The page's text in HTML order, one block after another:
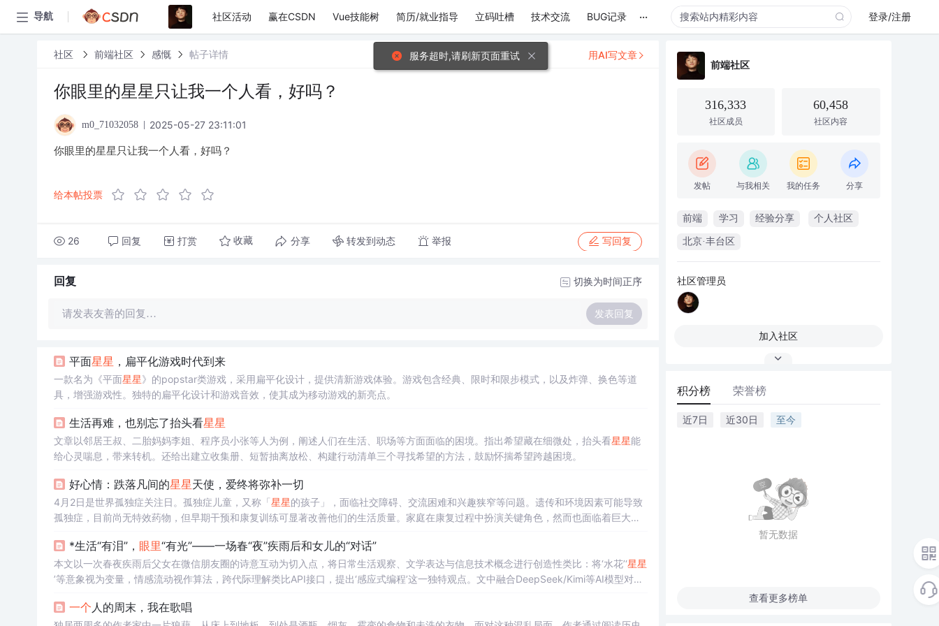
导航 社区活动 赢在CSDN Vue技能树 简历/就业指导 立码吐槽 技术交流 BUG记录 ... 登录/注册
社区 前端社区 感慨 帖子详情
你眼里的星星只让我一个人看，好吗？
m0_71032058 2025-05-27 23:11:01
你眼里的星星只让我一个人看，好吗？
给本帖投票
26 回复 打赏 收藏 分享 转发到动态 举报 写回复
用AI写文章
回复 切换为时间正序
请发表友善的回复… 发表回复
平面星星 ，扁平化游戏时代到来
一款名为《平面星星》的popstar类游戏，采用扁平化设计，提供清新游戏体验。游戏包含经典、限时和限步模式，以及炸弹、换色等道
具，增强游戏性。独特的扁平化设计和游戏音效，使其成为移动游戏的新亮点。
生活再难，也别忘了抬头看星星
文章以邻居王叔、二胎妈妈李姐、程序员小张等人为例，阐述人们在生活、职场等方面面临的困境。指出希望藏在细微处，抬头看星星能
给心灵喘息，带来转机。还给出建立收集册、短暂抽离放松、构建行动清单三个寻找希望的方法，鼓励怀揣希望跨越困境。
好心情：跌落凡间的星星天使，爱终将弥补一切
4月2日是世界孤独症关注日。孤独症儿童，又称「星星的孩子」，面临社交障碍、交流困难和兴趣狭窄等问题。遗传和环境因素可能导致
孤独症，目前尚无特效药物，但早期干预和康复训练可显著改善他们的生活质量。家庭在康复过程中扮演关键角色，然而也面临着巨大的
*生活“有泪”， 眼里“有光”——一场春“夜”疾雨后和女儿的“对话”
本文以一次春夜疾雨后父女在微信朋友圈的诗意互动为切入点，将日常生活观察、文学表达与信息技术概念进行创造性类比：将‘水花’‘星星
’等意象视为变量，情感流动视作算法，跨代际理解类比API接口，提出‘感应式编程’这一独特观点。文中融合DeepSeek/Kimi等AI模型对文
一个人的周末，我在歌唱
前端社区
316,333
社区成员
60,458
社区内容
发帖 与我相关 我的任务 分享
前端 学习 经验分享 个人社区
北京·丰台区
社区管理员
加入社区
积分榜 荣誉榜
近7日 近30日 至今
暂无数据
查看更多榜单
服务超时,请刷新页面重试